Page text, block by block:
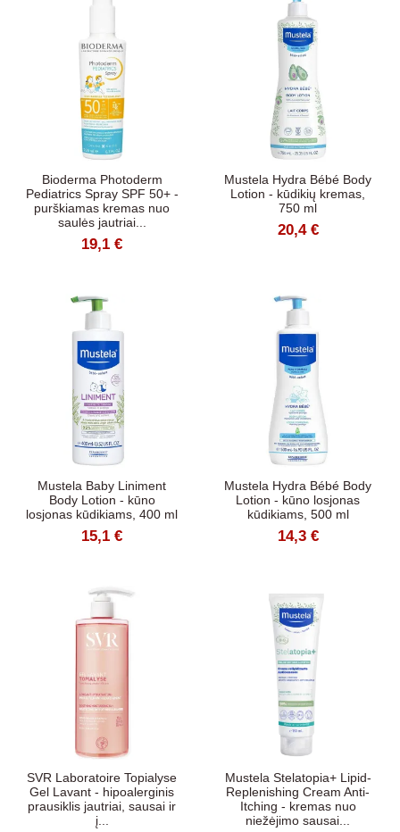
Bioderma Photoderm
Pediatrics Spray SPF 50+ -
purškiamas kremas nuo
saulės jautriai...
19,1 €
Mustela Hydra Bébé Body
Lotion - kūdikių kremas,
750 ml
20,4 €
Mustela Baby Liniment
Body Lotion - kūno
losjonas kūdikiams, 400 ml
15,1 €
Mustela Hydra Bébé Body
Lotion - kūno losjonas
kūdikiams, 500 ml
14,3 €
SVR Laboratoire Topialyse
Gel Lavant - hipoalerginis
prausiklis jautriai, sausai ir
į...
Mustela Stelatopia+ Lipid-
Replenishing Cream Anti-
Itching - kremas nuo
niežėjimo sausai...